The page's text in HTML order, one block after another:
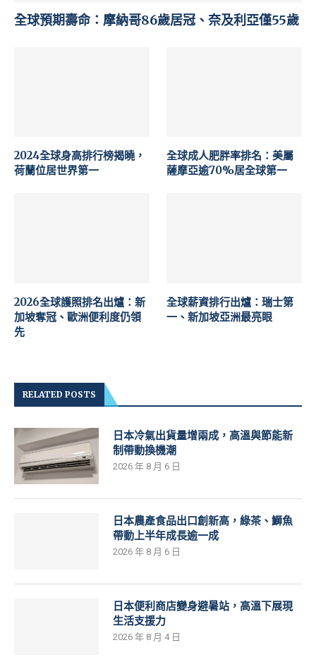
全球預期壽命：摩納哥86歲居冠、奈及利亞僅55歲
2024全球身高排行榜揭曉，
荷蘭位居世界第一
全球成人肥胖率排名：美屬
薩摩亞逾70%居全球第一
2026全球護照排名出爐：新
加坡奪冠、歐洲便利度仍領
先
全球薪資排行出爐：瑞士第
一、新加坡亞洲最亮眼
RELATED POSTS
日本冷氣出貨量增兩成，高溫與節能新
制帶動換機潮
2026 年 8 月 6 日
日本農產食品出口創新高，綠茶、鰤魚
帶動上半年成長逾一成
2026 年 8 月 6 日
日本便利商店變身避暑站，高溫下展現
生活支援力
2026 年 8 月 4 日